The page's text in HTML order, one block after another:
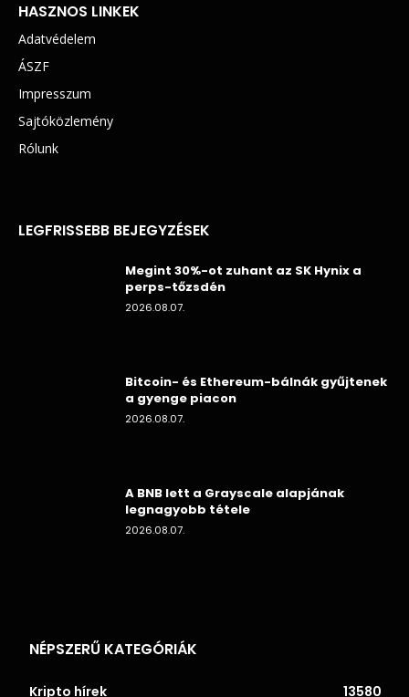
HASZNOS LINKEK
Adatvédelem
ÁSZF
Impresszum
Sajtóközlemény
Rólunk
LEGFRISSEBB BEJEGYZÉSEK
Megint 30%-ot zuhant az SK Hynix a
perps-tőzsdén
2026.08.07.
Bitcoin- és Ethereum-bálnák gyűjtenek
a gyenge piacon
2026.08.07.
A BNB lett a Grayscale alapjának
legnagyobb tétele
2026.08.07.
NÉPSZERŰ KATEGÓRIÁK
Kripto hírek 13580